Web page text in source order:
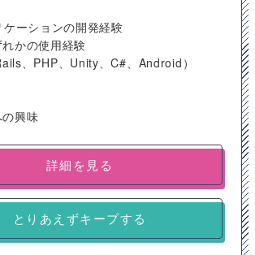
ケーションの開発経験
れかの使用経験
、PHP、Unity、C#、Android）
の興味
詳細を見る
とりあえずキープする